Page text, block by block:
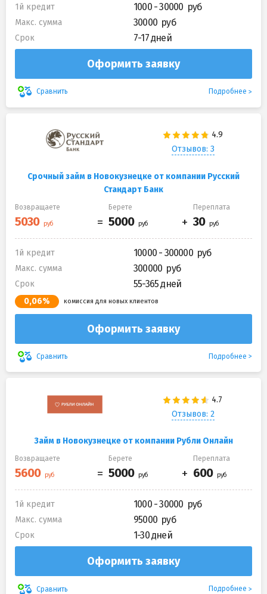
1й кредит 1000 - 30000
Макс. сумма 30000
Срок 7-17 дней
Оформить заявку
Сравнить Подробнее
Отзывов: 3
Срочный займ в Новокузнецке от компании Русский
Стандарт Банк
Возвращаете Берете Переплата
1й кредит 10000 - 300000
Макс. сумма 300000
Срок 55-365 дней
0,06% комиссия для новых клиентов
Оформить заявку
Сравнить Подробнее
Отзывов: 2
Займ в Новокузнецке от компании Рубли Онлайн
Возвращаете Берете Переплата
1й кредит 1000 - 30000
Макс. сумма 95000
Срок 1-30 дней
Оформить заявку
Сравнить Подробнее